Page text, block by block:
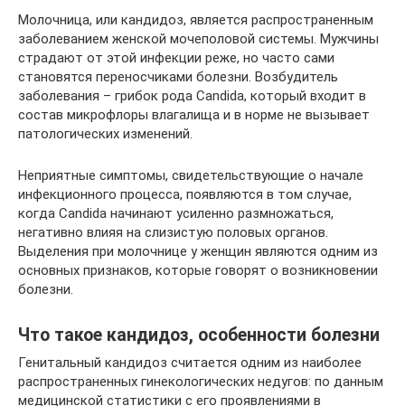
Молочница, или кандидоз, является распространенным
заболеванием женской мочеполовой системы. Мужчины
страдают от этой инфекции реже, но часто сами
становятся переносчиками болезни. Возбудитель
заболевания – грибок рода Candida, который входит в
состав микрофлоры влагалища и в норме не вызывает
патологических изменений.
Неприятные симптомы, свидетельствующие о начале
инфекционного процесса, появляются в том случае,
когда Candida начинают усиленно размножаться,
негативно влияя на слизистую половых органов.
Выделения при молочнице у женщин являются одним из
основных признаков, которые говорят о возникновении
болезни.
Что такое кандидоз, особенности болезни
Генитальный кандидоз считается одним из наиболее
распространенных гинекологических недугов: по данным
медицинской статистики с его проявлениями в